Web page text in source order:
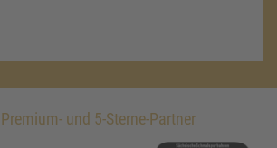
und 5-Sterne-Partner